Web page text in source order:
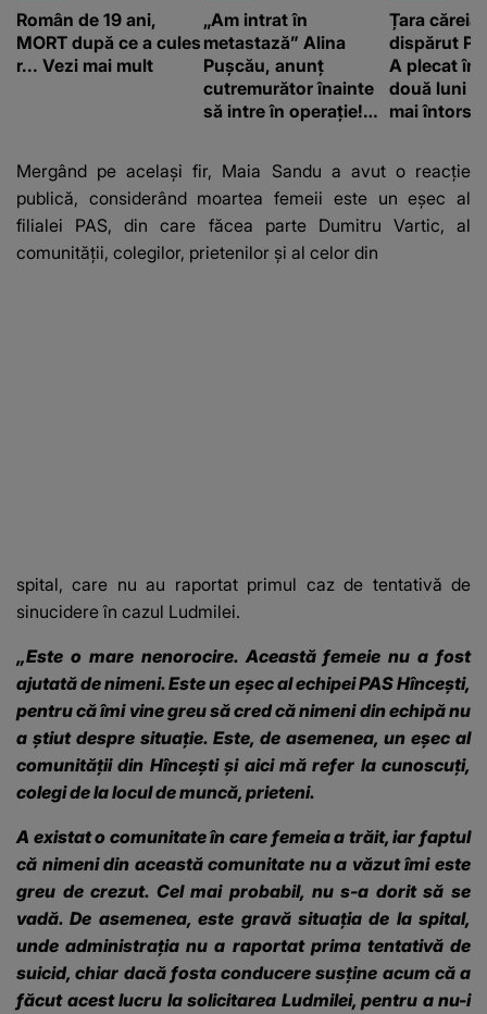
Român de 19 ani,
MORT după ce a cules
r... Vezi mai mult
„Am intrat în
metastază” Alina
Pușcău, anunț
cutremurător înainte
să intre în operație!
fanilor
Țara căreia
dispărut
A plecat în
două luni
mai întors
Mergând pe același fir, Maia Sandu a avut o reacție
publică, considerând moartea femeii este un eșec al
filialei PAS, din care făcea parte Dumitru Vartic, al
comunității, colegilor, prietenilor și al celor din
spital, care nu au raportat primul caz de tentativă de
sinucidere în cazul Ludmilei.
„Este o mare nenorocire. Această femeie nu a fost
ajutată de nimeni. Este un eșec al echipei PAS Hîncești,
pentru că îmi vine greu să cred că nimeni din echipă nu
a știut despre situație. Este, de asemenea, un eșec al
comunității din Hîncești și aici mă refer la cunoscuți,
colegi de la locul de muncă, prieteni.
A existat o comunitate în care femeia a trăit, iar faptul
că nimeni din această comunitate nu a văzut îmi este
greu de crezut. Cel mai probabil, nu s-a dorit să se
vadă. De asemenea, este gravă situația de la spital,
unde administrația nu a raportat prima tentativă de
suicid, chiar dacă fosta conducere susține acum că a
făcut acest lucru la solicitarea Ludmilei, pentru a nu-i